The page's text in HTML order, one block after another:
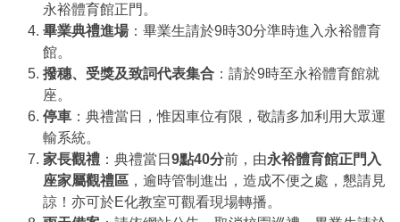
永裕體育館正門。
畢業典禮進場：畢業生請於9時30分準時進入永裕體育
館。
撥穗、受獎及致詞代表集合 ：請於9時至永裕體育館就
座。
停車 ：典禮當日，惟因車位有限，敬請多加利用大眾運
輸系統。
家長觀禮 ：典禮當日 9點40分前，由永裕體育館正門入
座家屬觀禮區 ，逾時管制進出，造成不便之處，懇請見
諒！亦可於E化教室可觀看現場轉播。